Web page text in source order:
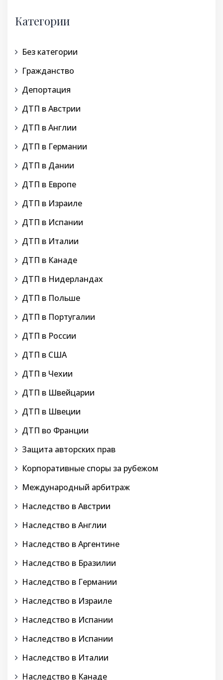
Категории
Без категории
Гражданство
Депортация
ДТП в Австрии
ДТП в Англии
ДТП в Германии
ДТП в Дании
ДТП в Европе
ДТП в Израиле
ДТП в Испании
ДТП в Италии
ДТП в Канаде
ДТП в Нидерландах
ДТП в Польше
ДТП в Португалии
ДТП в России
ДТП в США
ДТП в Чехии
ДТП в Швейцарии
ДТП в Швеции
ДТП во Франции
Защита авторских прав
Корпоративные споры за рубежом
Международный арбитраж
Наследство в Австрии
Наследство в Англии
Наследство в Аргентине
Наследство в Бразилии
Наследство в Германии
Наследство в Израиле
Наследство в Испании
Наследство в Испании
Наследство в Италии
Наследство в Канаде